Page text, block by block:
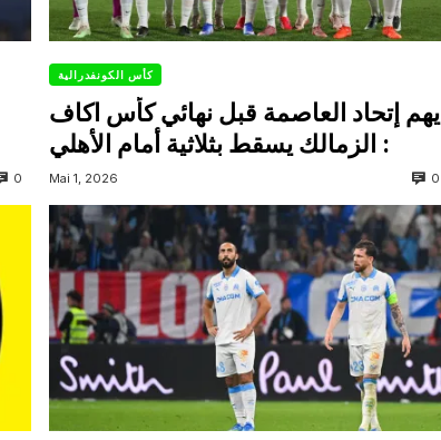
0
كأس الكونفدرالية
يهم إتحاد العاصمة قبل نهائي كأس اكاف
Mai 1, 2026 0